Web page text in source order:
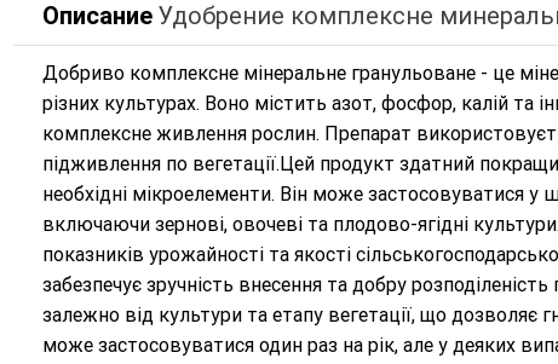
Описание Удобрение комплексне
Добриво комплексне мінеральне гранульоване - це
різних культурах. Воно містить азот, фосфор, калій та
комплексне живлення рослин. Препарат
підживлення по вегетації.Цей продукт здатний
необхідні мікроелементи. Він може застосовуватися у
включаючи зернові, овочеві та плодово-ягідні
показників урожайності та якості
забезпечує зручність внесення та добру
залежно від культури та етапу вегетації, що дозволяє
може застосовуватися один раз на рік, але у деяких